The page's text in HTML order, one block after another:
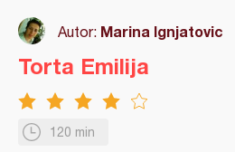
Autor: Marina Ignjatovic
120 min
Torta Emilija